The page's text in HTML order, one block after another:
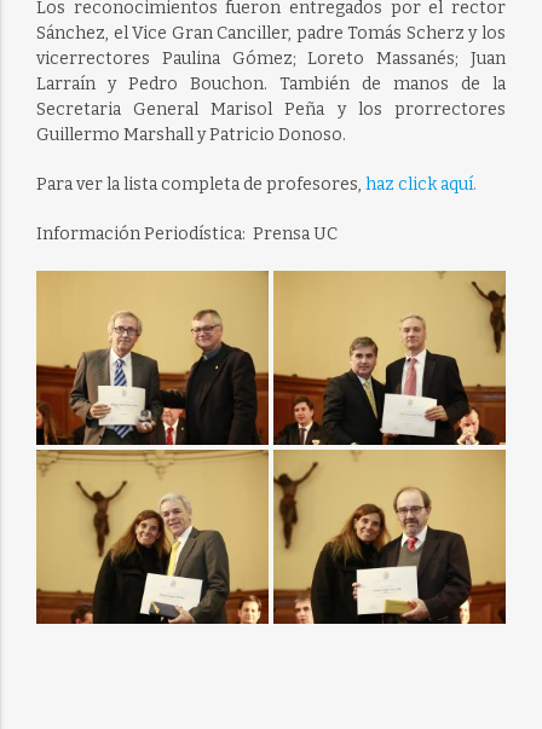
Los reconocimientos fueron entregados por el rector
Sánchez, el Vice Gran Canciller, padre Tomás Scherz y los
vicerrectores Paulina Gómez; Loreto Massanés; Juan
Larraín y Pedro Bouchon. También de manos de la
Secretaria General Marisol Peña y los prorrectores
Guillermo Marshall y Patricio Donoso.
Para ver la lista completa de profesores, haz click aquí.
Información Periodística: Prensa UC